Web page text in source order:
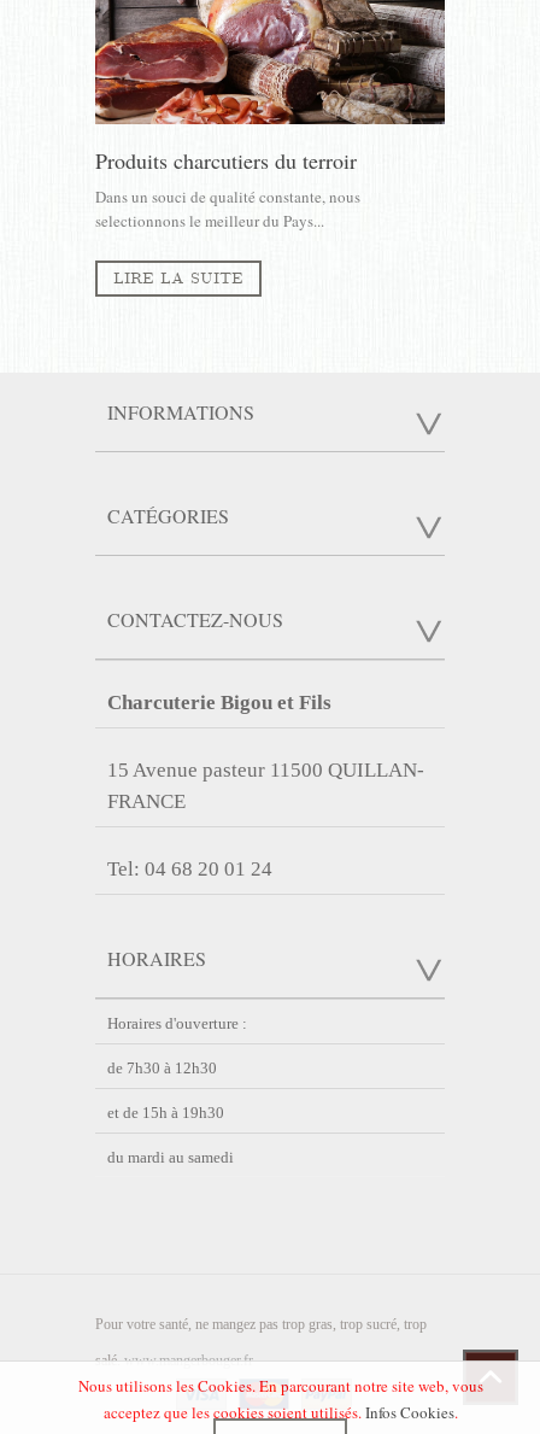
Produits charcutiers du terroir
Dans un souci de qualité constante, nous
selectionnons le meilleur du Pays...
LIRE LA SUITE
INFORMATIONS
CATÉGORIES
CONTACTEZ-NOUS
Charcuterie Bigou et Fils
15 Avenue pasteur 11500 QUILLAN-
FRANCE
Tel: 04 68 20 01 24
HORAIRES
Horaires d'ouverture :
de 7h30 à 12h30
et de 15h à 19h30
du mardi au samedi
Pour votre santé, ne mangez pas trop gras, trop sucré, trop
salé.www.mangerbouger.fr
Nous utilisons les Cookies. En parcourant notre site web, vous
acceptez que les cookies soient utilisés.Infos Cookies.